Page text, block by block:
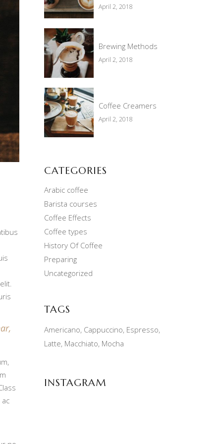
April 2, 2018
Brewing Methods
April 2, 2018
Coffee Creamers
April 2, 2018
CATEGORIES
Arabic coffee
Barista courses
Coffee Effects
Coffee types
History Of Coffee
Preparing
Uncategorized
TAGS
Americano Cappuccino Espresso
Latte Macchiato Mocha
INSTAGRAM